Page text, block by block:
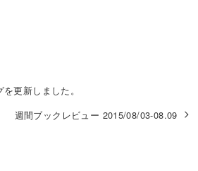
更新しました。
週間ブックレビュー 2015/08/03-08.09